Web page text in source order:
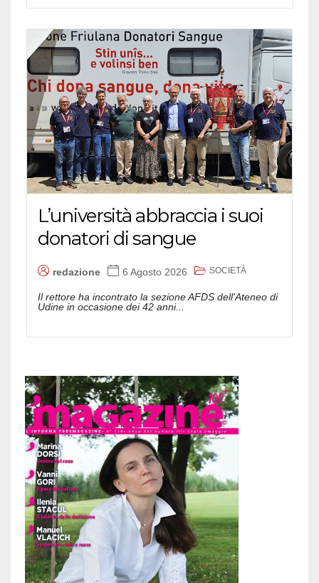
L’università abbraccia i suoi
donatori di sangue
redazione 6 Agosto 2026 SOCIETÀ
Il rettore ha incontrato la sezione AFDS dell'Ateneo di
Udine in occasione dei 42 anni...